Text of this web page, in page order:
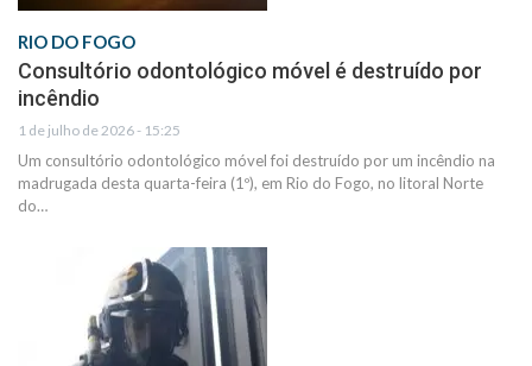
RIO DO FOGO
Consultório odontológico móvel é destruído por
incêndio
1 de julho de 2026 - 15:25
Um consultório odontológico móvel foi destruído por um incêndio na
madrugada desta quarta-feira (1º), em Rio do Fogo, no litoral Norte
do…